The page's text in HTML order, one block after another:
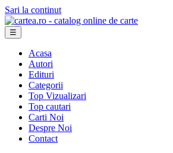
Sari la continut
☰
Acasa
Autori
Edituri
Categorii
Top Vizualizari
Top cautari
Carti Noi
Despre Noi
Contact